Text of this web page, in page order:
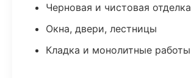
Черновая и чистовая отделка
Окна, двери, лестницы
Кладка и монолитные работы